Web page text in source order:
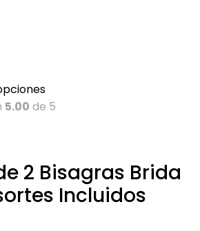
5.00 de 5
2 Bisagras Brida
Incluidos